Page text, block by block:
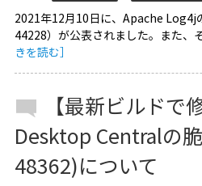
2021年12月10日に、Apache Log4j
44228）が公表されました。また
きを読む］
【最新ビルドで
Desktop Centralの
48362)について